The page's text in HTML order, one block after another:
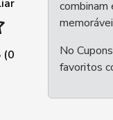
5 stars
(0
combinam
No
favoritos